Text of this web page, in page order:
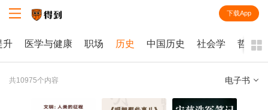
下载App
升 医学与健康 职场 历史 中国历史 社会学 哲学
共10975个内容 电子书